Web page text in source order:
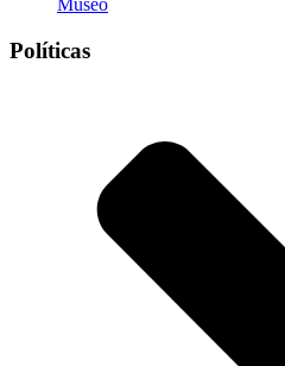
Museo
Políticas